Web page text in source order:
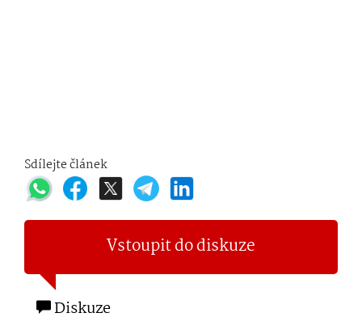
Sdílejte článek
Vstoupit do diskuze
Diskuze